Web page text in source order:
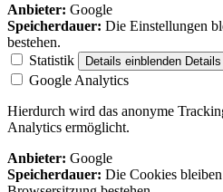
Anbieter: Google
Speicherdauer: Die Einstellungen
bestehen.
Statistik
Details einblenden
Google Analytics
Hierdurch wird das anonyme
Analytics ermöglicht.
Anbieter: Google
Speicherdauer: Die Cookies